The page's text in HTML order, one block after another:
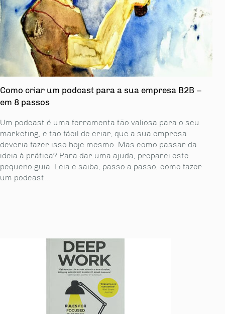
Como criar um podcast para a sua empresa B2B –
em 8 passos
Um podcast é uma ferramenta tão valiosa para o seu
marketing, e tão fácil de criar, que a sua empresa
deveria fazer isso hoje mesmo. Mas como passar da
ideia à prática? Para dar uma ajuda, preparei este
pequeno guia. Leia e saiba, passo a passo, como fazer
um podcast...